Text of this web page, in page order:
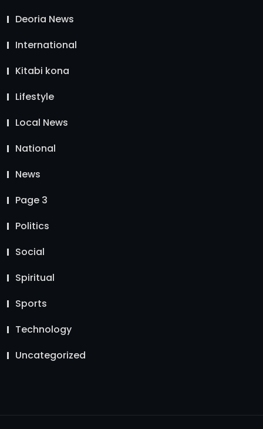
Deoria News
International
Kitabi kona
Lifestyle
Local News
National
News
Page 3
Politics
Social
Spiritual
Sports
Technology
Uncategorized